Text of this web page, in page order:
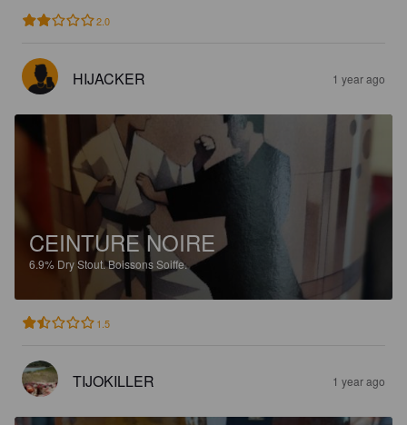
2.0
HIJACKER 1 year ago
CEINTURE NOIRE
6.9% Dry Stout.Boissons Soiffe.
1.5
TIJOKILLER 1 year ago